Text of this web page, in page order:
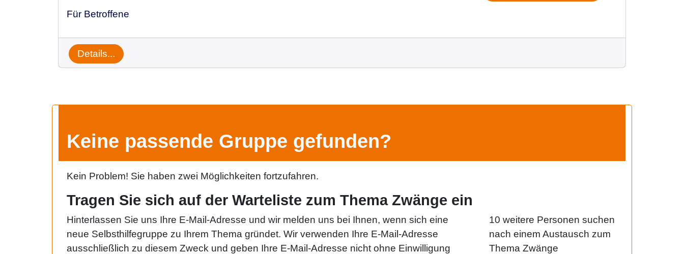
Für Betroffene
Details...
Keine passende Gruppe gefunden?
Kein Problem! Sie haben zwei Möglichkeiten fortzufahren.
Tragen Sie sich auf der Warteliste zum Thema Zwänge ein
Hinterlassen Sie uns Ihre E-Mail-Adresse und wir melden uns bei Ihnen, wenn sich eine
neue Selbsthilfegruppe zu Ihrem Thema gründet. Wir verwenden Ihre E-Mail-Adresse
ausschließlich zu diesem Zweck und geben Ihre E-Mail-Adresse nicht ohne Einwilligung
10 weitere Personen suchen
nach einem Austausch zum
Thema Zwänge